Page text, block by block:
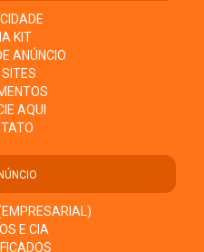
KIT
ANÚNCIO
SITES
AQUI
E CIA